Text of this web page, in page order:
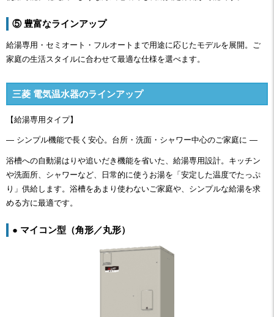
⑤ 豊富なラインアップ
給湯専用・セミオート・フルオートまで用途に応じたモデルを展開。ご
家庭の生活スタイルに合わせて最適な仕様を選べます。
三菱 電気温水器のラインアップ
【給湯専用タイプ】
― シンプル機能で長く安心。台所・洗面・シャワー中心のご家庭に ―
浴槽への自動湯はりや追いだき機能を省いた、給湯専用設計。キッチン
や洗面所、シャワーなど、日常的に使うお湯を「安定した温度でたっぷ
り」供給します。浴槽をあまり使わないご家庭や、シンプルな給湯を求
める方に最適です。
● マイコン型（角形／丸形）